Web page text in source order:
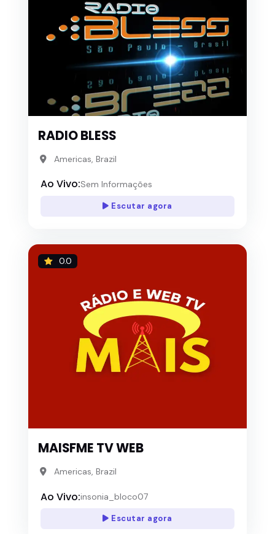
RADIO BLESS
Americas, Brazil
Ao Vivo:Sem Informações
Escutar agora
0.0
MAISFME TV WEB
Americas, Brazil
Ao Vivo:insonia_bloco07
Escutar agora